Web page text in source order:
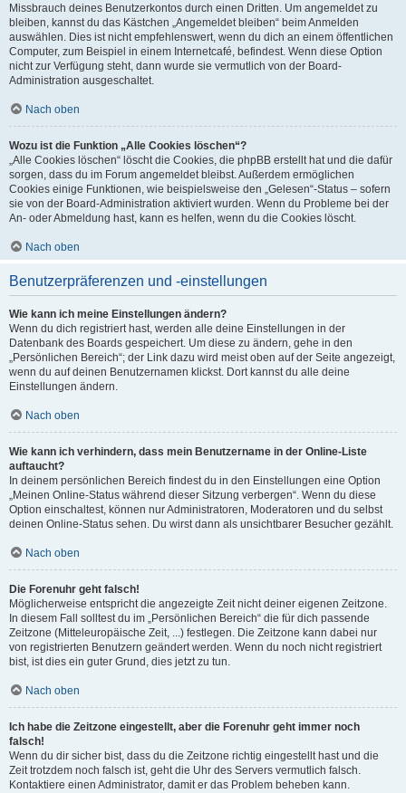
Missbrauch deines Benutzerkontos durch einen Dritten. Um angemeldet zu
bleiben, kannst du das Kästchen „Angemeldet bleiben“ beim Anmelden
auswählen. Dies ist nicht empfehlenswert, wenn du dich an einem öffentlichen
Computer, zum Beispiel in einem Internetcafé, befindest. Wenn diese Option
nicht zur Verfügung steht, dann wurde sie vermutlich von der Board-
Administration ausgeschaltet.
Nach oben
Wozu ist die Funktion „Alle Cookies löschen“?
„Alle Cookies löschen“ löscht die Cookies, die phpBB erstellt hat und die dafür
sorgen, dass du im Forum angemeldet bleibst. Außerdem ermöglichen
Cookies einige Funktionen, wie beispielsweise den „Gelesen“-Status – sofern
sie von der Board-Administration aktiviert wurden. Wenn du Probleme bei der
An- oder Abmeldung hast, kann es helfen, wenn du die Cookies löscht.
Nach oben
Benutzerpräferenzen und -einstellungen
Wie kann ich meine Einstellungen ändern?
Wenn du dich registriert hast, werden alle deine Einstellungen in der
Datenbank des Boards gespeichert. Um diese zu ändern, gehe in den
„Persönlichen Bereich“; der Link dazu wird meist oben auf der Seite angezeigt,
wenn du auf deinen Benutzernamen klickst. Dort kannst du alle deine
Einstellungen ändern.
Nach oben
Wie kann ich verhindern, dass mein Benutzername in der Online-Liste
auftaucht?
In deinem persönlichen Bereich findest du in den Einstellungen eine Option
„Meinen Online-Status während dieser Sitzung verbergen“. Wenn du diese
Option einschaltest, können nur Administratoren, Moderatoren und du selbst
deinen Online-Status sehen. Du wirst dann als unsichtbarer Besucher gezählt.
Nach oben
Die Forenuhr geht falsch!
Möglicherweise entspricht die angezeigte Zeit nicht deiner eigenen Zeitzone.
In diesem Fall solltest du im „Persönlichen Bereich“ die für dich passende
Zeitzone (Mitteleuropäische Zeit, ...) festlegen. Die Zeitzone kann dabei nur
von registrierten Benutzern geändert werden. Wenn du noch nicht registriert
bist, ist dies ein guter Grund, dies jetzt zu tun.
Nach oben
Ich habe die Zeitzone eingestellt, aber die Forenuhr geht immer noch
falsch!
Wenn du dir sicher bist, dass du die Zeitzone richtig eingestellt hast und die
Zeit trotzdem noch falsch ist, geht die Uhr des Servers vermutlich falsch.
Kontaktiere einen Administrator, damit er das Problem beheben kann.